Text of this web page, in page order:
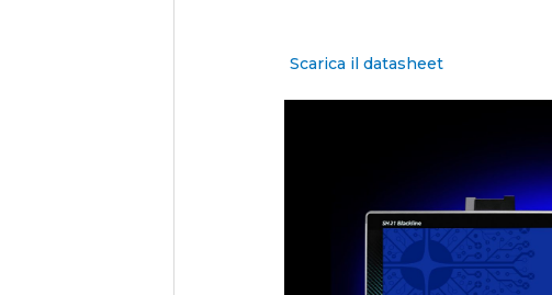
Scarica il datasheet